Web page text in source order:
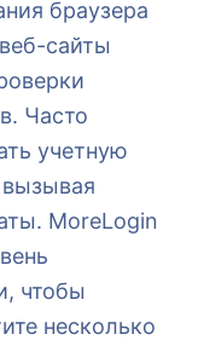
браузера
сайты
Часто
учетную
MoreLogin
чтобы
несколько